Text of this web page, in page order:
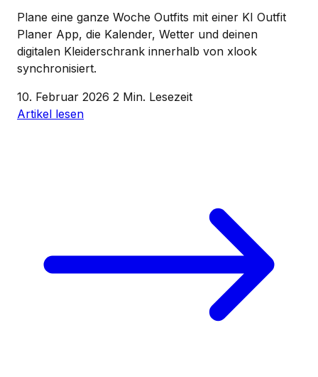
Plane eine ganze Woche Outfits mit einer KI Outfit
Planer App, die Kalender, Wetter und deinen
digitalen Kleiderschrank innerhalb von xlook
synchronisiert.
10. Februar 2026 2 Min. Lesezeit
Artikel lesen